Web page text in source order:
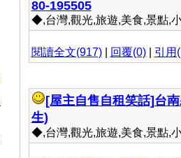
80-195505
◆,台灣,觀光,旅遊,美食,景點,
閱讀全文(917)| 回覆(0)| 引用
[屋主自售自租笑話] 台
生)
◆,台灣,觀光,旅遊,美食,景點,